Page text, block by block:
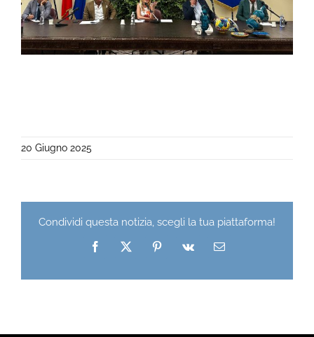
20 Giugno 2025
Condividi questa notizia, scegli la tua piattaforma!
Facebook
X Pinterest
Vk Email